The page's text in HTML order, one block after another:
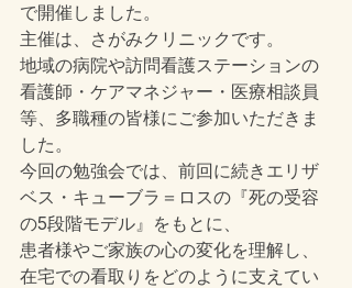
で開催しました。
主催は、さがみクリニックです。
地域の病院や訪問看護ステーションの
看護師・ケアマネジャー・医療相談員
等、多職種の皆様にご参加いただきま
した。
今回の勉強会では、前回に続きエリザ
ベス・キューブラ＝ロスの『死の受容
の5段階モデル』をもとに、
患者様やご家族の心の変化を理解し、
在宅での看取りをどのように支えてい